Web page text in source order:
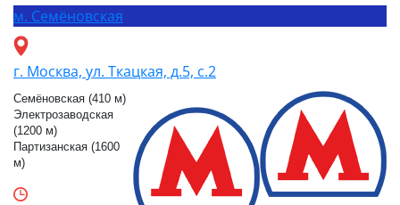
м. Семёновская
г. Москва, ул. Ткацкая, д.5, с.2
Семёновская (410 м)
Электрозаводская
(1200 м)
Партизанская (1600
м)